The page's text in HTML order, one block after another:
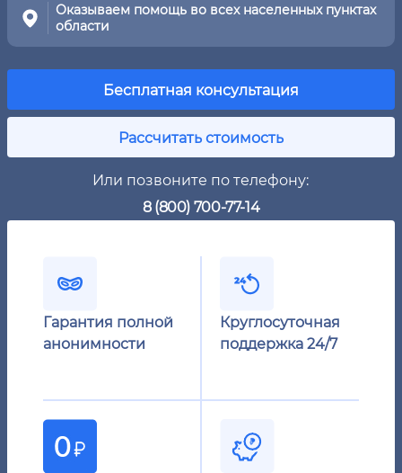
Оказываем помощь во всех населенных пунктах
области
Бесплатная консультация
Рассчитать стоимость
Или позвоните по телефону:
8 (800) 700-77-14
Гарантия полной
анонимности
Круглосуточная
поддержка 24/7